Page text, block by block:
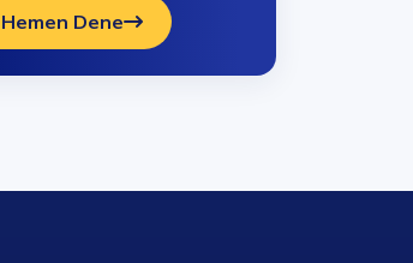
Hemen Dene